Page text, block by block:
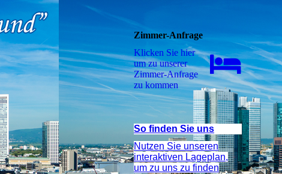
Zimmer-Anfrage
Klicken Sie hier
um zu unserer
Zimmer-Anfrage
zu kommen
So finden Sie uns
Nutzen Sie unseren
interaktiven La­ge­plan,
um zu uns zu finden